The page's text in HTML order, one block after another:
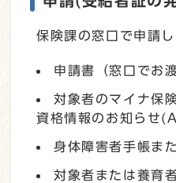
保険課の窓口で申請
申請書（窓口でお
対象者のマイナ保
資格情報のお知らせ
身体障害者手帳ま
対象者または養育